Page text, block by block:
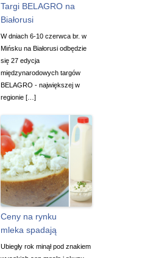
Targi BELAGRO na
Białorusi
W dniach 6-10 czerwca br. w
Mińsku na Białorusi odbędzie
się 27 edycja
międzynarodowych targów
BELAGRO - największej w
regionie […]
Ceny na rynku
mleka spadają
Ubiegły rok minął pod znakiem